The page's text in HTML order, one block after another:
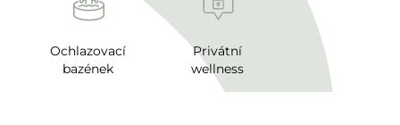
Ochlazovací
bazének
Privátní
wellness